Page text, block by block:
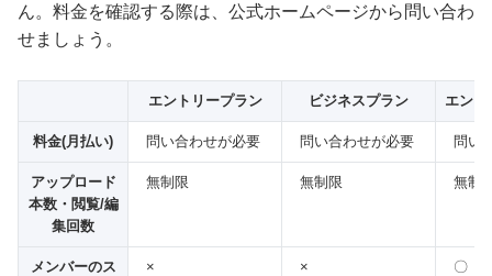
ん。料金を確認する際は、公式ホームページから問い合わ
せましょう。
エントリープラン ビジネスプラン エンタ
料金(月払い) 問い合わせが必要 問い合わせが必要 問い
アップロード
本数・閲覧/編
集回数
無制限 無制限 無制
メンバーのス
× × 〇